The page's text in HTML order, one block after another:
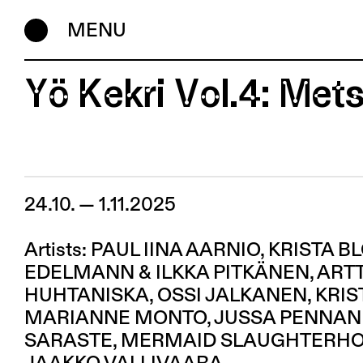
MENU
Yö Kekri Vol.4:
24.10. — 1.11.2025
Artists: PAUL IINA AARNIO, KRISTA
EDELMANN & ILKKA PITKÄNEN,
HUHTANISKA, OSSI JALKANEN,
MARIANNE MONTO, JUSSA
SARASTE, MERMAID